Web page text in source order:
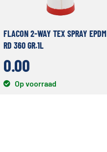
FLACON 2-WAY TEX SPRAY EPDM
RD 360 GR.1L
0.00
Op voorraad